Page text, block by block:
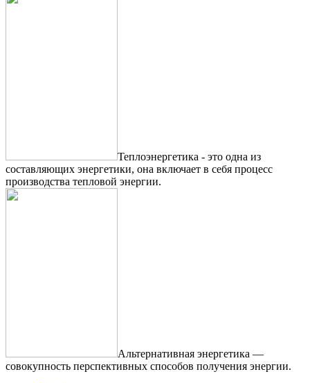
Теплоэнергетика - это одна из
составляющих энергетики, она включает в себя процесс
производства тепловой энергии.
Альтернативная энергетика —
совокупность перспективных способов получения энергии.